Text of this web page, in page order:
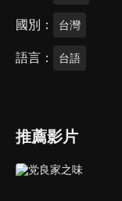
國別 台灣
語言 台語
推薦影片